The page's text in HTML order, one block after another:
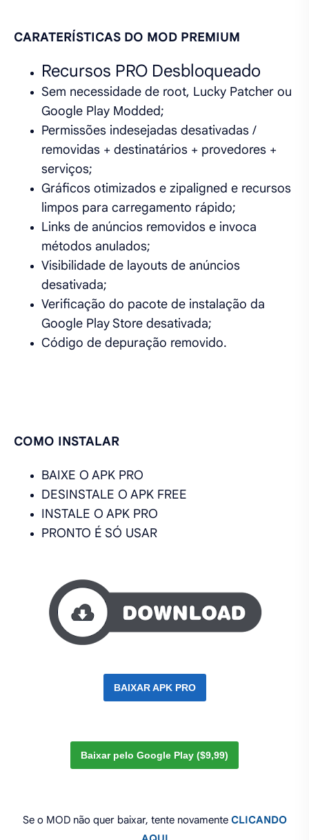
CARATERÍSTICAS DO MOD PREMIUM
Recursos PRO Desbloqueado
Sem necessidade de root, Lucky Patcher ou
Google Play Modded;
Permissões indesejadas desativadas /
removidas + destinatários + provedores +
serviços;
Gráficos otimizados e zipaligned e recursos
limpos para carregamento rápido;
Links de anúncios removidos e invoca
métodos anulados;
Visibilidade de layouts de anúncios
desativada;
Verificação do pacote de instalação da
Google Play Store desativada;
Código de depuração removido.
COMO INSTALAR
BAIXE O APK PRO
DESINSTALE O APK FREE
INSTALE O APK PRO
PRONTO É SÓ USAR
BAIXAR APK PRO
Baixar pelo Google Play ($9,99)
Se o MOD não quer baixar, tente novamente CLICANDO